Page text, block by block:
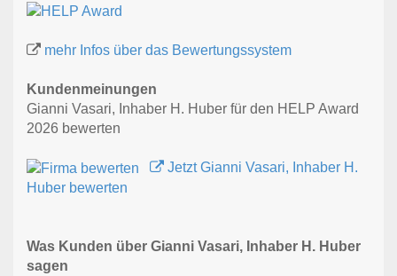
mehr Infos über das Bewertungssystem
Kundenmeinungen
Gianni Vasari, Inhaber H. Huber für den HELP Award
2026 bewerten
Jetzt Gianni Vasari, Inhaber H.
Huber bewerten
Was Kunden über Gianni Vasari, Inhaber H. Huber
sagen